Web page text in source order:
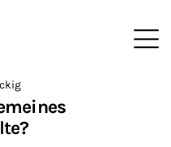
>
(R)ECHT INTERESSANT!